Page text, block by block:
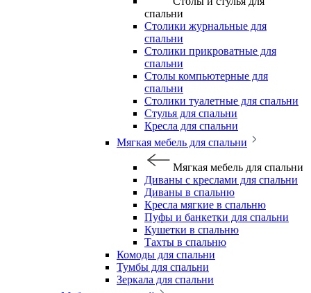
спальни
Столики журнальные для
спальни
Столики прикроватные для
спальни
Столы компьютерные для
спальни
Столики туалетные для спальни
Стулья для спальни
Кресла для спальни
Мягкая мебель для спальни
Мягкая мебель для спальни
Диваны с креслами для спальни
Диваны в спальню
Кресла мягкие в спальню
Пуфы и банкетки для спальни
Кушетки в спальню
Тахты в спальню
Комоды для спальни
Тумбы для спальни
Зеркала для спальни